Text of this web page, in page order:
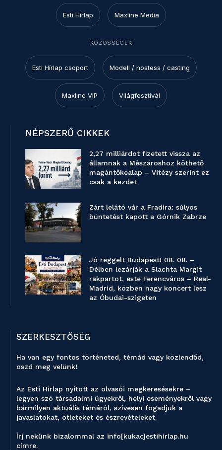
Esti Hírlap Maxline Media
KÖZÖSSÉGEK
Esti Hírlap csoport Modell / hostess / casting
Maxline VIP Világfesztivál
NÉPSZERŰ CIKKEK
2,27 milliárdot fizetett vissza az
államnak a Mészároshoz köthető
magántőkealap – Vitézy szerint ez
csak a kezdet
Zárt lelátó vár a Fradira: súlyos
büntetést kapott a Górnik Zabrze
Jó reggelt Budapest! 08. 08. –
Délben lezárják a Slachta Margit
rakpartot, este Ferencváros – Real-
Madrid, közben nagy koncert lesz
az Óbudai-szigeten
SZERKESZTŐSÉG
Ha van egy fontos történeted, témád vagy közlendőd,
oszd meg velünk!
Az Esti Hírlap nyitott az olvasói megkeresésekre –
legyen szó társadalmi ügyekről, helyi eseményekről vagy
bármilyen aktuális témáról, szívesen fogadjuk a
javaslatokat, ötleteket és észrevételeket.
Írj nekünk bizalommal az info[kukac]estihirlap.hu
címre.